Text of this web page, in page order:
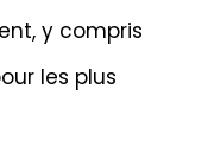
y compris
les plus